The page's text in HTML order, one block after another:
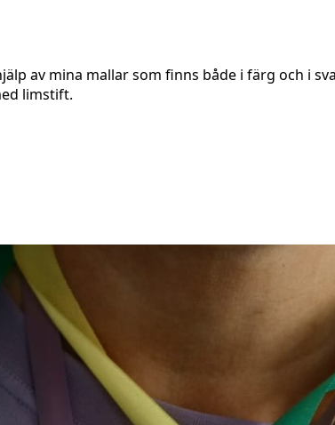
av mina mallar som finns både i färg och i
limstift.